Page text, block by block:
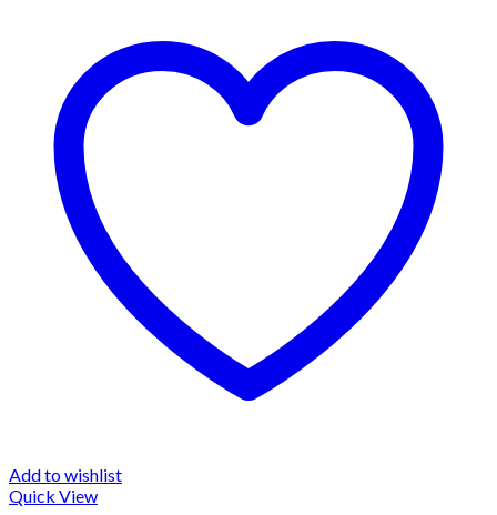
Add to wishlist
Quick View